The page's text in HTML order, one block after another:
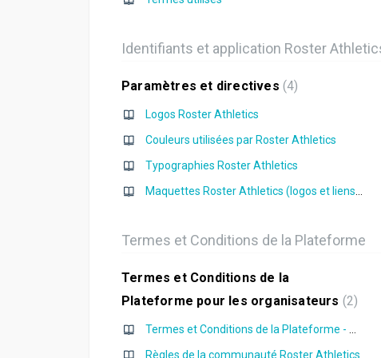
Identifiants et application Roster
Paramètres et directives 4
Logos Roster Athletics
Couleurs utilisées par Roster Athletics
Typographies Roster Athletics
Termes et Conditions de la Plateforme
Termes et Conditions de la
Plateforme pour les organisateurs 2
Règles de la communauté Roster Athletics